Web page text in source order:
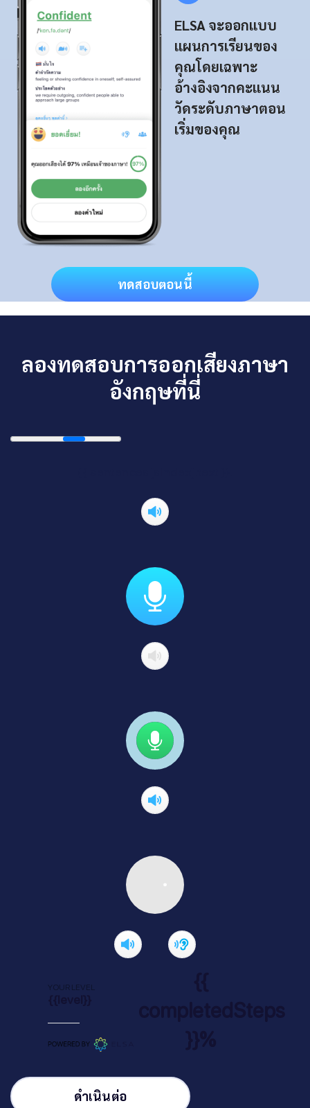
ELSA จะออกแบบ
แผนการเรียนของ
คุณโดยเฉพาะ
อ้างอิงจากคะแนน
วัดระดับภาษาตอน
เริ่มของคุณ
ทดสอบตอนนี้
ลองทดสอบการออกเสียงภาษา
อังกฤษที่นี่
YOUR LEVEL
{{level}}
{{
completedSteps
}}%
ดำเนินต่อ